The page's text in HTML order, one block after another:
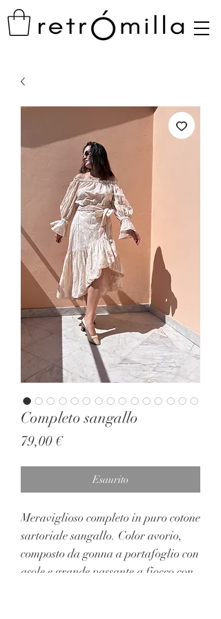
Completo sangallo
79,00 €Prezzo
Esaurito
Meraviglioso completo in puro cotone
sartoriale sangallo. Color avorio,
composto da gonna a portafoglio con
asole e grande passante a fiocco con